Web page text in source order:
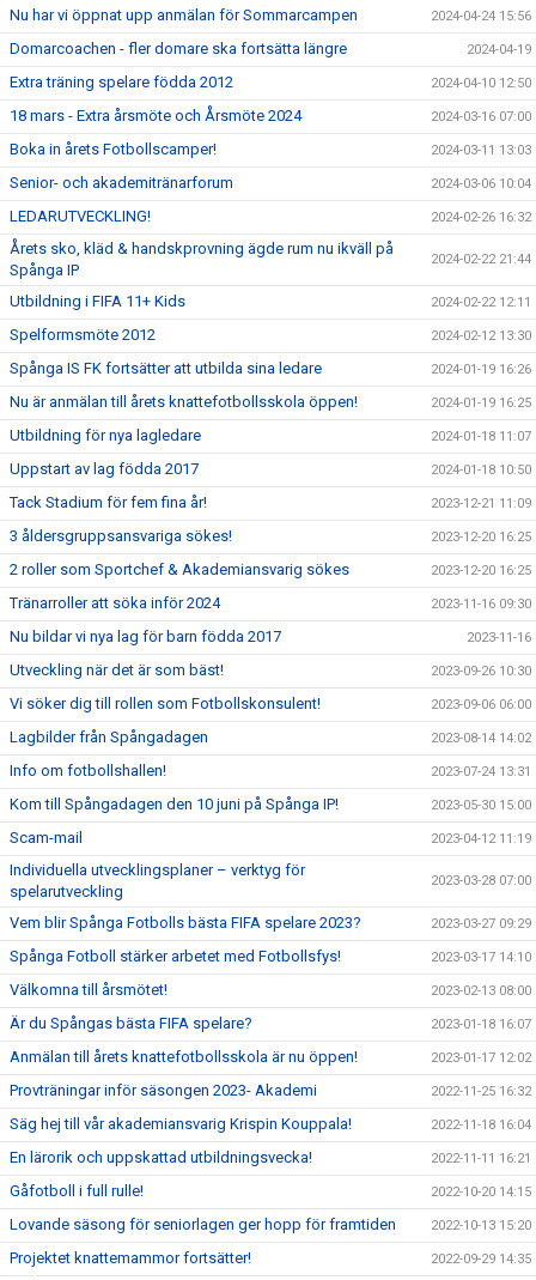
Nu har vi öppnat upp anmälan för Sommarcampen 2024-04-24 15:56
Domarcoachen - fler domare ska fortsätta längre 2024-04-19
Extra träning spelare födda 2012 2024-04-10 12:50
18 mars - Extra årsmöte och Årsmöte 2024 2024-03-16 07:00
Boka in årets Fotbollscamper! 2024-03-11 13:03
Senior- och akademitränarforum 2024-03-06 10:04
LEDARUTVECKLING! 2024-02-26 16:32
Årets sko, kläd & handskprovning ägde rum nu ikväll på
Spånga IP
2024-02-22 21:44
Utbildning i FIFA 11+ Kids 2024-02-22 12:11
Spelformsmöte 2012 2024-02-12 13:30
Spånga IS FK fortsätter att utbilda sina ledare 2024-01-19 16:26
Nu är anmälan till årets knattefotbollsskola öppen! 2024-01-19 16:25
Utbildning för nya lagledare 2024-01-18 11:07
Uppstart av lag födda 2017 2024-01-18 10:50
Tack Stadium för fem fina år! 2023-12-21 11:09
3 åldersgruppsansvariga sökes! 2023-12-20 16:25
2 roller som Sportchef & Akademiansvarig sökes 2023-12-20 16:25
Tränarroller att söka inför 2024 2023-11-16 09:30
Nu bildar vi nya lag för barn födda 2017 2023-11-16
Utveckling när det är som bäst! 2023-09-26 10:30
Vi söker dig till rollen som Fotbollskonsulent! 2023-09-06 06:00
Lagbilder från Spångadagen 2023-08-14 14:02
Info om fotbollshallen! 2023-07-24 13:31
Kom till Spångadagen den 10 juni på Spånga IP! 2023-05-30 15:00
Scam-mail 2023-04-12 11:19
Individuella utvecklingsplaner – verktyg för
spelarutveckling
2023-03-28 07:00
Vem blir Spånga Fotbolls bästa FIFA spelare 2023? 2023-03-27 09:29
Spånga Fotboll stärker arbetet med Fotbollsfys! 2023-03-17 14:10
Välkomna till årsmötet! 2023-02-13 08:00
Är du Spångas bästa FIFA spelare? 2023-01-18 16:07
Anmälan till årets knattefotbollsskola är nu öppen! 2023-01-17 12:02
Provträningar inför säsongen 2023- Akademi 2022-11-25 16:32
Säg hej till vår akademiansvarig Krispin Kouppala! 2022-11-18 16:04
En lärorik och uppskattad utbildningsvecka! 2022-11-11 16:21
Gåfotboll i full rulle! 2022-10-20 14:15
Lovande säsong för seniorlagen ger hopp för framtiden 2022-10-13 15:20
Projektet knattemammor fortsätter! 2022-09-29 14:35